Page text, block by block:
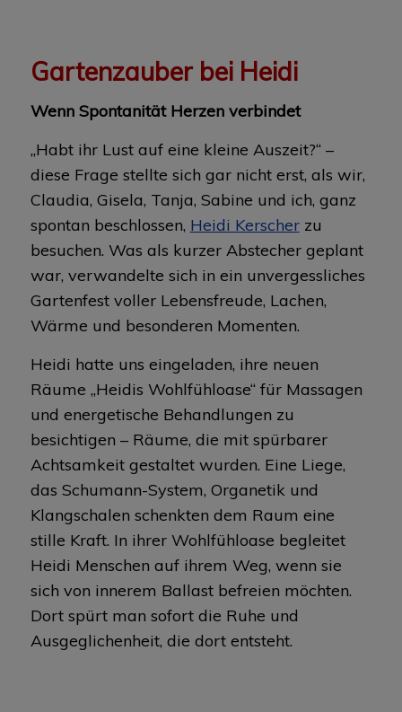
Gartenzauber bei Heidi
Wenn Spontanität Herzen verbindet
„Habt ihr Lust auf eine kleine Auszeit?“ –
diese Frage stellte sich gar nicht erst, als wir,
Claudia, Gisela, Tanja, Sabine und ich, ganz
spontan beschlossen, Heidi Kerscherzu
besuchen. Was als kurzer Abstecher geplant
war, verwandelte sich in ein unvergessliches
Gartenfest voller Lebensfreude, Lachen,
Wärme und besonderen Momenten.
Heidi hatte uns eingeladen, ihre neuen
Räume „Heidis Wohlfühloase“ für Massagen
und energetische Behandlungen zu
besichtigen – Räume, die mit spürbarer
Achtsamkeit gestaltet wurden. Eine Liege,
das Schumann-System, Organetik und
Klangschalen schenkten dem Raum eine
stille Kraft. In ihrer Wohlfühloase begleitet
Heidi Menschen auf ihrem Weg, wenn sie
sich von innerem Ballast befreien möchten.
Dort spürt man sofort die Ruhe und
Ausgeglichenheit, die dort entsteht.